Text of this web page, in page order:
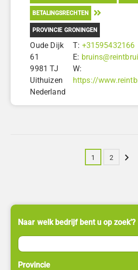
BETALINGSRECHTEN
PROVINCIE GRONINGEN
Oude Dijk
61
9981 TJ
Uithuizen
Nederland
T: +31595432166
E:
W:
https://
1 2
Naar welk bedrijf bent u op zoek’?
Provincie